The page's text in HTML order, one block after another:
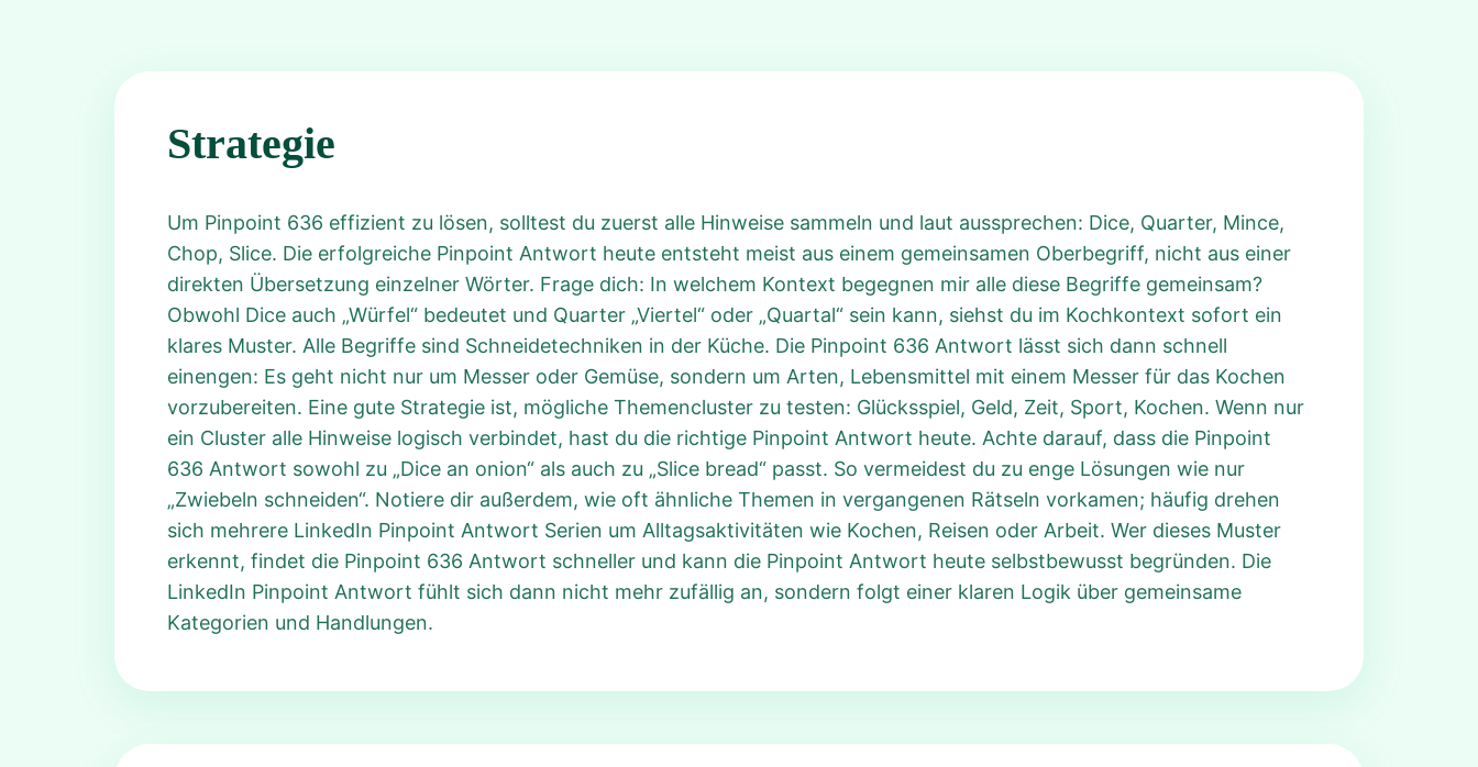
Strategie
Um Pinpoint 636 effizient zu lösen, solltest du zuerst alle Hinweise sammeln und laut aussprechen: Dice, Quarter, Mince,
Chop, Slice. Die erfolgreiche Pinpoint Antwort heute entsteht meist aus einem gemeinsamen Oberbegriff, nicht aus einer
direkten Übersetzung einzelner Wörter. Frage dich: In welchem Kontext begegnen mir alle diese Begriffe gemeinsam?
Obwohl Dice auch „Würfel“ bedeutet und Quarter „Viertel“ oder „Quartal“ sein kann, siehst du im Kochkontext sofort ein
klares Muster. Alle Begriffe sind Schneidetechniken in der Küche. Die Pinpoint 636 Antwort lässt sich dann schnell
einengen: Es geht nicht nur um Messer oder Gemüse, sondern um Arten, Lebensmittel mit einem Messer für das Kochen
vorzubereiten. Eine gute Strategie ist, mögliche Themencluster zu testen: Glücksspiel, Geld, Zeit, Sport, Kochen. Wenn nur
ein Cluster alle Hinweise logisch verbindet, hast du die richtige Pinpoint Antwort heute. Achte darauf, dass die Pinpoint
636 Antwort sowohl zu „Dice an onion“ als auch zu „Slice bread“ passt. So vermeidest du zu enge Lösungen wie nur
„Zwiebeln schneiden“. Notiere dir außerdem, wie oft ähnliche Themen in vergangenen Rätseln vorkamen; häufig drehen
sich mehrere LinkedIn Pinpoint Antwort Serien um Alltagsaktivitäten wie Kochen, Reisen oder Arbeit. Wer dieses Muster
erkennt, findet die Pinpoint 636 Antwort schneller und kann die Pinpoint Antwort heute selbstbewusst begründen. Die
LinkedIn Pinpoint Antwort fühlt sich dann nicht mehr zufällig an, sondern folgt einer klaren Logik über gemeinsame
Kategorien und Handlungen.